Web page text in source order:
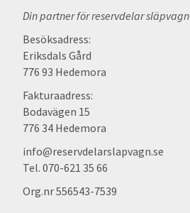
Din partner för reservdelar släpvagn
Besöksadress:
Eriksdals Gård
776 93 Hedemora
Fakturaadress:
Bodavägen 15
776 34 Hedemora
info@reservdelarslapvagn.se
Tel. 070-621 35 66
Org.nr 556543-7539